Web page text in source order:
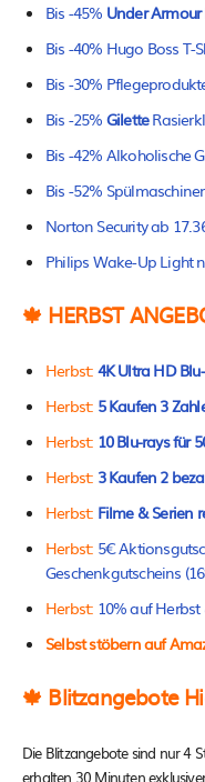
Bis -45% Under Armour
Bis -40% Hugo Boss T-
Bis -30%
Bis -25% Gilette
Bis -42% Alkoholische
Bis -52%
Norton Security ab
Philips Wake-Up Light
🍁 HERBST
Herbst: 4K Ultra HD
Herbst: 5 Kaufen 3
Herbst: 10 Blu-rays für
Herbst: 3 Kaufen 2
Herbst: Filme & Serien
Herbst: 5€
Geschenkgutscheins
Herbst: 10% auf
Selbst stöbern auf
🍁 Blitzangebote
Die Blitzangebote sind nur 4
erhalten 30 Minuten